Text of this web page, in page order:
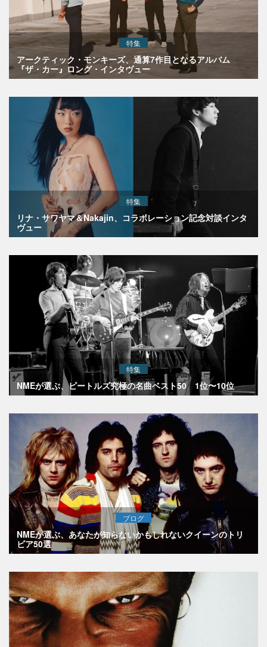
特集
アークティック・モンキーズ、通算7作目となるアルバム
『ザ・カー』ロング・インタヴュー
特集
リナ・サワヤマ＆Nakajin、コラボレーション記念対談インタ
ヴュー
特集
NMEが選ぶ、ビートルズ究極の名曲ベスト50 1位〜10位
ブログ
NMEが選ぶ、あなたが知らないかもしれないクイーンのトリ
ビア50選